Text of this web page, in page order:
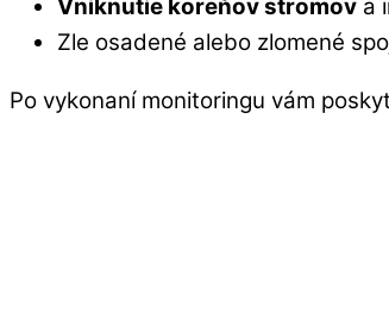
Vniknutie koreňov stromov a
Zle osadené alebo zlomené
Po vykonaní monitoringu vám